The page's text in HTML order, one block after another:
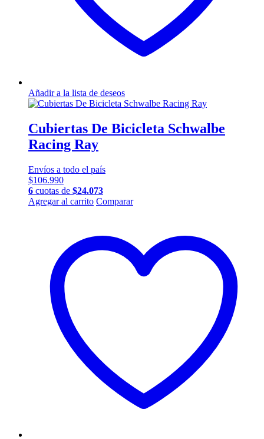
Añadir a la lista de deseos
Cubiertas De Bicicleta Schwalbe
Racing Ray
Envíos a todo el país
$106.990
6 cuotas de $24.073
Agregar al carrito Comparar